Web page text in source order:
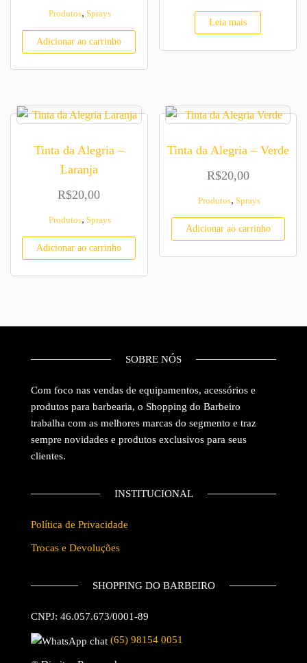
Produtos, Sprays
Adicionar ao carrinho
Leia mais
Tinta da Alegria –
Laranja
R$20,00
Produtos, Sprays
Adicionar ao carrinho
Tinta da Alegria – Verde
R$20,00
Produtos, Sprays
Adicionar ao carrinho
SOBRE NÓS
Com foco nas vendas de equipamentos, acessórios e
produtos para barbearia, o Shopping do Barbeiro
trabalha com as melhores marcas do segmento e traz
sempre novidades e produtos exclusivos para seus
clientes.
INSTITUCIONAL
Política de Privacidade
Trocas e Devoluções
SHOPPING DO BARBEIRO
CNPJ: 46.057.673/0001-89
(65) 98154 0051